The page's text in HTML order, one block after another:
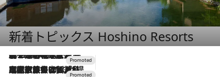
新着トピックス Hoshino Resorts
2026.8.7
【トンボの足水浴】ヒノキの香りに包まれて涼感マックス！約13℃の湧水かけ流しを避暑地「星野温泉 トンボの湯」で体験
2026.7.31
【ホテル帰省】という選択肢をOMOが提案。家族とほどよい距離を保つには「昼は実家、夜は気兼ねなくホテルで！」